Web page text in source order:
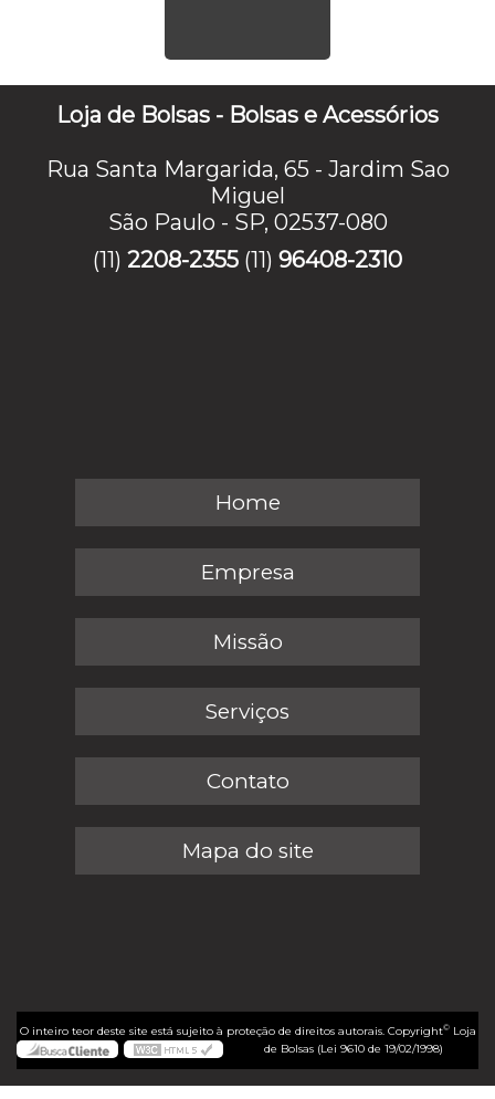
Loja de Bolsas - Bolsas e Acessórios
Rua Santa Margarida, 65 - Jardim Sao
Miguel
São Paulo - SP, 02537-080
(11) 2208-2355 (11) 96408-2310
Home
Empresa
Missão
Serviços
Contato
Mapa do site
O inteiro teor deste site está sujeito à proteção de direitos autorais. Copyright©Loja
de Bolsas (Lei 9610 de 19/02/1998)